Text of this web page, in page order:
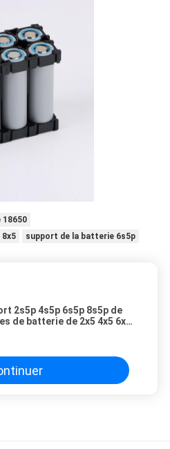
support de la batterie 6s5p
2s5p 4s5p 6s5p 8s5p de
de batterie de 2x5 4x5 6x5